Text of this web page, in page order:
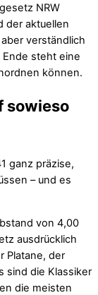
NRW
der aktuellen
verständlich
steht eine
können.
sowieso
ganz präzise,
– und es
von 4,00
ausdrücklich
Platane, der
sind die Klassiker
die meisten